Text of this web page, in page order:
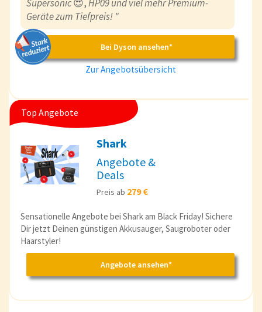
Supersonic😍,HP09 und viel mehr Premium-
Geräte zum Tiefpreis! "
Bei Dyson ansehen*
Zur Angebotsübersicht
Top Angebote
Shark
Angebote &
Deals
Preis ab 279 €
Sensationelle Angebote bei Shark am Black Friday! Sichere
Dir jetzt Deinen günstigen Akkusauger, Saugroboter oder
Haarstyler!
Angebote ansehen*